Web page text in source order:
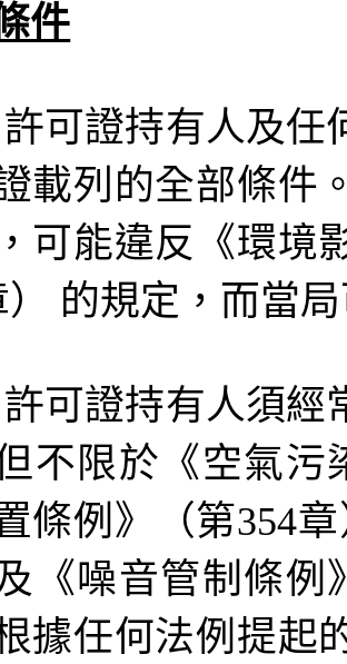
件
許可證持有人及任
載列的全部條件
可能違反《環境
的規定，而當
許可證持有人須經
不限於《空氣污
條例》（第354
《噪音管制條例
據任何法例提起